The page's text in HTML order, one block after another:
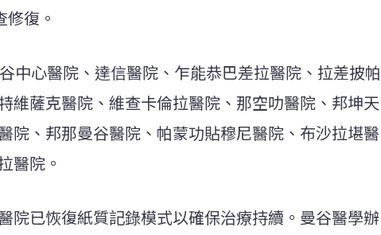
復。
中心醫院、達信醫院、乍能恭巴差拉醫院、拉差披帕
維薩克醫院、維查卡倫拉醫院、那空叻醫院、邦坤天
院、邦那曼谷醫院、帕蒙功貼穆尼醫院、布沙拉堪醫
醫院。
院已恢復紙質記錄模式以確保治療持續。曼谷醫學辦